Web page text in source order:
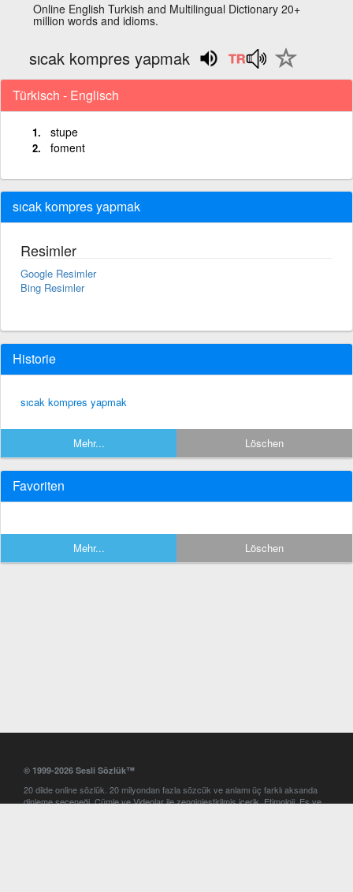
Online English Turkish and Multilingual Dictionary 20+
million words and idioms.
sıcak kompres yapmak
Türkisch - Englisch
stupe
foment
sıcak kompres yapmak
Resimler
Google Resimler
Bing Resimler
Historie
sıcak kompres yapmak
Mehr... Löschen
Favoriten
Mehr... Löschen
© 1999-2026 Sesli Sözlük™
20 dilde online sözlük. 20 milyondan fazla sözcük ve anlamı üç farklı aksanda
dinleme seçeneği. Cümle ve Videolar ile zenginleştirilmiş içerik. Etimoloji, Eş ve